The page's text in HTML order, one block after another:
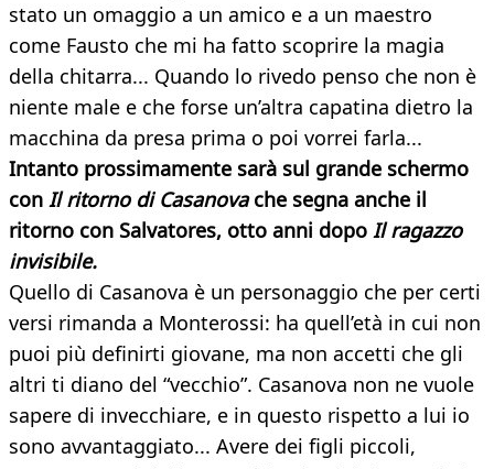
stato un omaggio a un amico e a un maestro
come Fausto che mi ha fatto scoprire la magia
della chitarra... Quando lo rivedo penso che non è
niente male e che forse un’altra capatina dietro la
macchina da presa prima o poi vorrei farla...
Intanto prossimamente sarà sul grande schermo
con Il ritorno di Casanova che segna anche il
ritorno con Salvatores, otto anni dopo Il ragazzo
invisibile.
Quello di Casanova è un personaggio che per certi
versi rimanda a Monterossi: ha quell’età in cui non
puoi più definirti giovane, ma non accetti che gli
altri ti diano del “vecchio”. Casanova non ne vuole
sapere di invecchiare, e in questo rispetto a lui io
sono avvantaggiato... Avere dei figli piccoli,